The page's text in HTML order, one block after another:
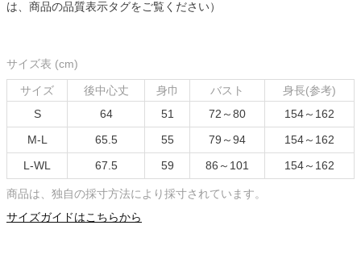
は、商品の品質表示タグをご覧ください）
サイズ表 (cm)
サイズ 後中心丈 身巾 バスト
身長(参考)
S
64 51 72～80
154～162
M-L
65.5 55 79～94
154～162
L-WL
67.5 59 86～101 154～162
商品は、独自の採寸方法により採寸されています。
サイズガイドはこちらから